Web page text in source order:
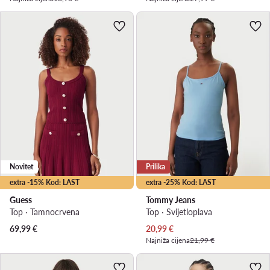
extra -15% Kod: LAST
Novitet
Guess
Top · Tamnocrvena
69,99€
extra -25% Kod: LAST
Prilika
Tommy Jeans
Top · Svijetloplava
Trenutna cijena
20,99€
Najniža cijena21,99 €